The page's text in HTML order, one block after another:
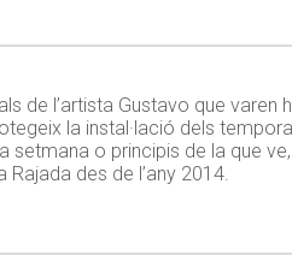
de l’artista Gustavo que
la instal·lació dels
setmana o principis de la que
Rajada des de l’any 2014.